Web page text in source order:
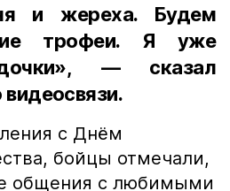
и жереха. Будем
трофеи. Я уже
— сказал
видеосвязи.
с Днём
бойцы отмечали,
общения с любимыми